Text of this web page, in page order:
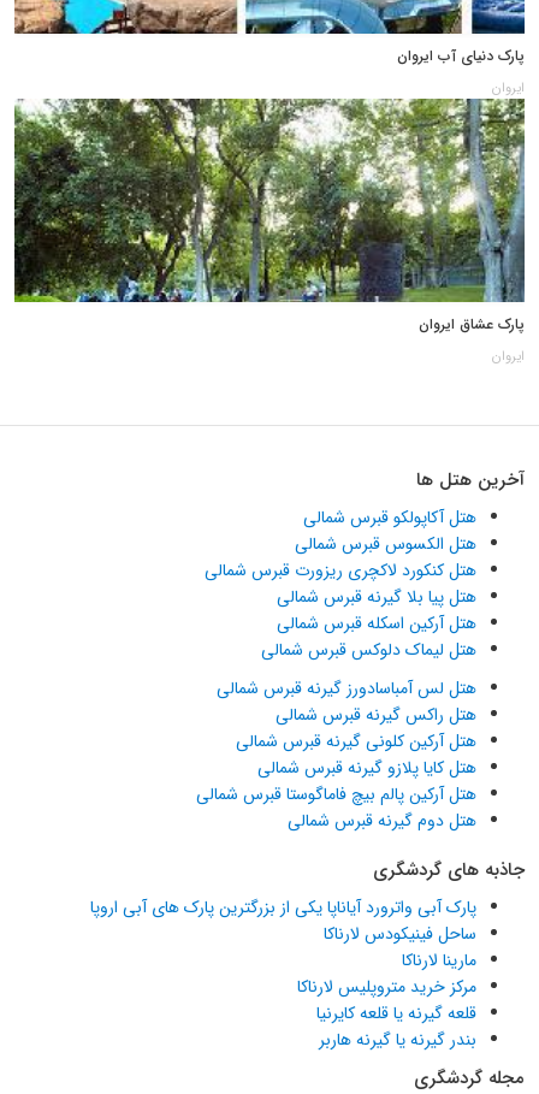
پارک دنیای آب ایروان
ایروان
پارک عشاق ایروان
ایروان
آخرین هتل ها
هتل آکاپولکو قبرس شمالی
هتل الکسوس قبرس شمالی
هتل کنکورد لاکچری ریزورت قبرس شمالی
هتل پیا بلا گیرنه قبرس شمالی
هتل آرکین اسکله قبرس شمالی
هتل لیماک دلوکس قبرس شمالی
هتل لس آمباسادورز گیرنه قبرس شمالی
هتل راکس گیرنه قبرس شمالی
هتل آرکین کلونی گیرنه قبرس شمالی
هتل کایا پلازو گیرنه قبرس شمالی
هتل آرکین پالم بیچ فاماگوستا قبرس شمالی
هتل دوم گیرنه قبرس شمالی
جاذبه های گردشگری
پارک آبی واترورد آیاناپا یکی از بزرگترین پارک های آبی اروپا
ساحل فینیکودس لارناکا
مارینا لارناکا
مرکز خرید متروپلیس لارناکا
قلعه گیرنه یا قلعه کایرنیا
بندر گیرنه یا گیرنه هاربر
مجله گردشگری